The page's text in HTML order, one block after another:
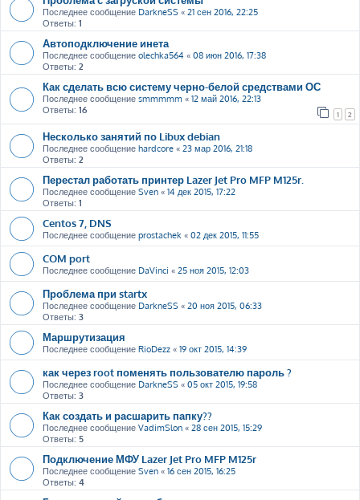
Последнее сообщение DarkneSS « 21 сен 2016, 22:25
Ответы: 1
Автоподключение инета
Последнее сообщение olechka564 « 08 июн 2016, 17:38
Ответы: 2
Как сделать всю систему черно-белой средствами ОС
Последнее сообщение smmmmm « 12 май 2016, 22:13
Ответы: 16 1 2
Несколько занятий по Libux debian
Последнее сообщение hardcore « 23 мар 2016, 21:18
Ответы: 2
Перестал работать принтер Lazer Jet Pro MFP M125r.
Последнее сообщение Sven « 14 дек 2015, 17:22
Ответы: 1
Centos 7, DNS
Последнее сообщение prostachek « 02 дек 2015, 11:55
COM port
Последнее сообщение DaVinci « 25 ноя 2015, 12:03
Проблема при startx
Последнее сообщение DarkneSS « 20 ноя 2015, 06:33
Ответы: 3
Маршрутизация
Последнее сообщение RioDezz « 19 окт 2015, 14:39
как через root поменять пользователю пароль ?
Последнее сообщение DarkneSS « 05 окт 2015, 19:58
Ответы: 3
Как создать и расшарить папку??
Последнее сообщение VadimSlon « 28 сен 2015, 15:29
Ответы: 5
Подключение МФУ Lazer Jet Pro MFP M125r
Последнее сообщение Sven « 16 сен 2015, 16:25
Ответы: 4